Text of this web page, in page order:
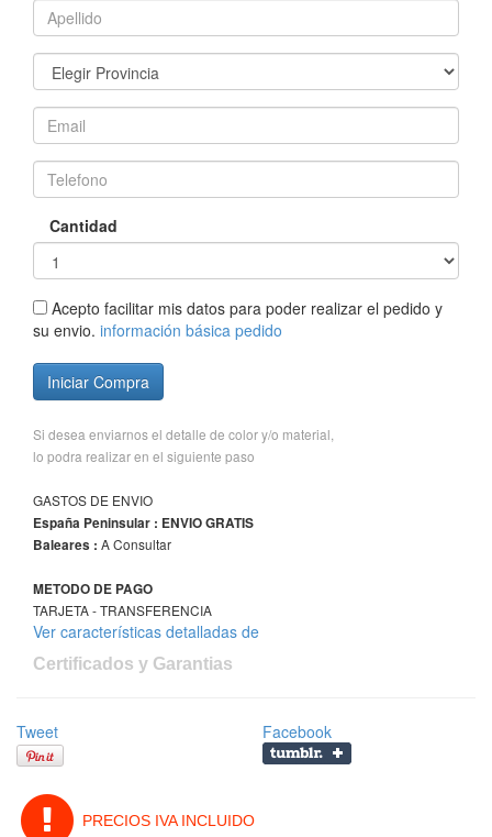
Cantidad
Acepto facilitar mis datos para poder realizar el pedido y
su envio. información básica pedido
Iniciar Compra
Si desea enviarnos el detalle de color y/o material,
lo podra realizar en el siguiente paso
GASTOS DE ENVIO
España Peninsular : ENVIO GRATIS
Baleares : A Consultar
METODO DE PAGO
TARJETA - TRANSFERENCIA
Ver características detalladas de
Certificados y Garantias
Tweet Facebook
PRECIOS IVA INCLUIDO